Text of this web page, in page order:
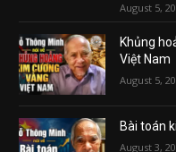
August 5,
Khủng
Việt Nam
August 5,
Bài toán
August 3,